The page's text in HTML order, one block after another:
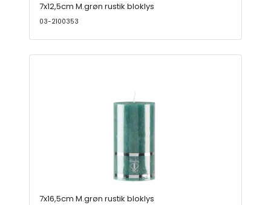
7x12,5cm M.grøn rustik bloklys
03-2100353
7x16,5cm M.grøn rustik bloklys